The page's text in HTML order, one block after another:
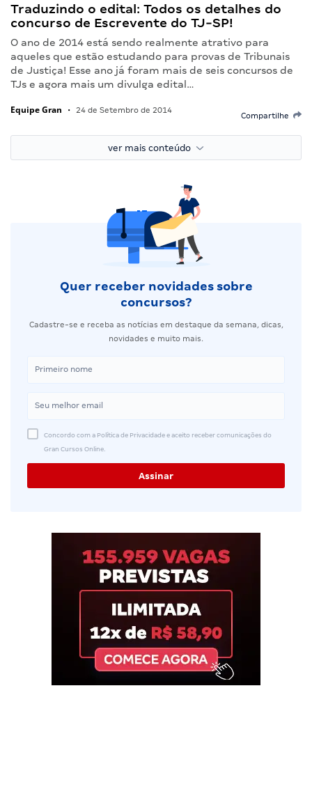
Traduzindo o edital: Todos os detalhes do
concurso de Escrevente do TJ-SP!
O ano de 2014 está sendo realmente atrativo para
aqueles que estão estudando para provas de Tribunais
de Justiça! Esse ano já foram mais de seis concursos de
TJs e agora mais um divulga edital…
Equipe Gran • 24 de Setembro de 2014
Compartilhe
ver mais conteúdo
Quer receber novidades sobre
concursos?
Cadastre-se e receba as notícias em destaque da semana, dicas,
novidades e muito mais.
Concordo com a Política de Privacidade e aceito receber comunicações do
Gran Cursos Online.